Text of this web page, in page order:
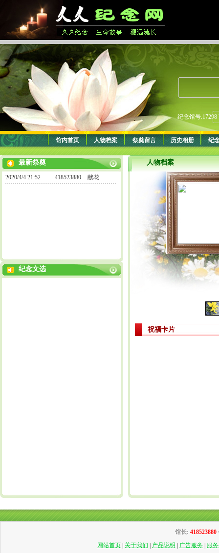
纪念馆号:17298
馆内首页 人物档案 祭奠留言 历史相册 纪
最新祭奠
2020/4/4 21:52 418523880 献花
纪念文选
人物档案
祝福卡片
馆长: 418523880
网站首页
关于我们 产品说明 广告服务
服